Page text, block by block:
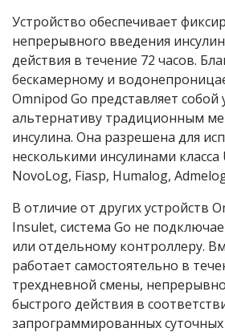
Устройство обеспечивает
непрерывного введения
действия в течение 72 часов.
бескамерному и
Omnipod Go представляет
альтернативу традиционным
инсулина. Она разрешена для
несколькими инсулинами
NovoLog, Fiasp, Humalog,
В отличие от других устройств
Insulet, система Go не
или отдельному контроллеру.
работает самостоятельно в
трехдневной смены,
быстрого действия в
запрограммированных